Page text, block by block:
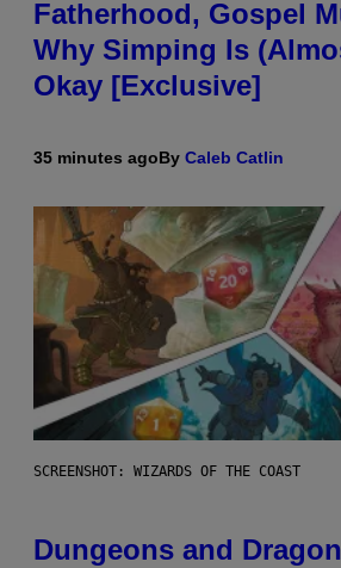
Fatherhood, Gospel
Why Simping Is
Okay [Exclusive]
35 minutes agoBy Caleb Catlin
SCREENSHOT: WIZARDS OF THE COAST
Dungeons and